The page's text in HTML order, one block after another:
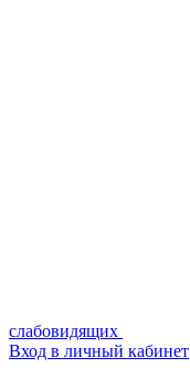
слабовидящих
Вход в личный кабинет